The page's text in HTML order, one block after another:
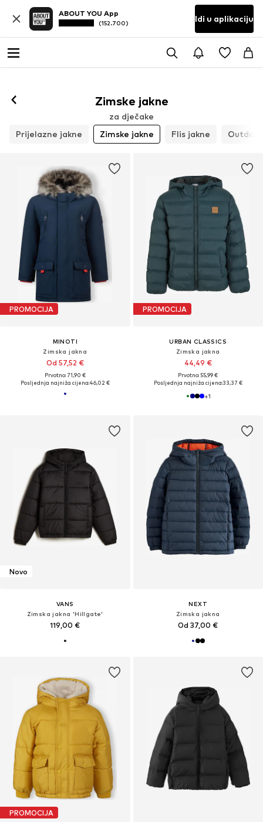
ABOUT YOU App
(152.700) Idi u aplikaciju
Zimske jakne
za dječake
Prijelazne jakne
Zimske jakne Flis jakne
PROMOCIJA
MINOTI
Zimska jakna
Od 57,52 €
Prvotno: 71,90 €
Posljednja najniža cijena:46,02 €
PROMOCIJA
URBAN CLASSICS
Zimska jakna
44,49 €
Prvotno: 55,99 €
Posljednja najniža cijena:33,37 €
+1
Novo
VANS
Zimska jakna 'Hillgate'
119,00 €
NEXT
Zimska jakna
Od 37,00 €
PROMOCIJA